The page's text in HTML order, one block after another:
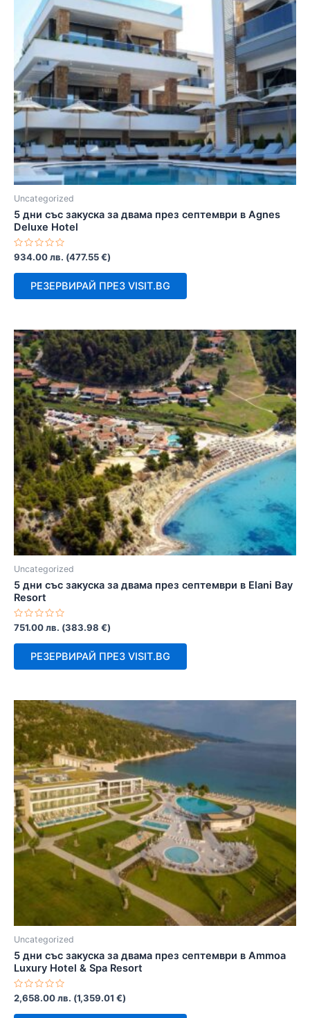
Uncategorized
5 дни със закуска за двама през септември в Agnes
Deluxe Hotel
Оценено
0
934.00лв. (477.55€)
РЕЗЕРВИРАЙ ПРЕЗ VISIT.BG
Uncategorized
5 дни със закуска за двама през септември в Elani Bay
Resort
Оценено
с
0
751.00лв. (383.98 €)
РЕЗЕРВИРАЙ ПРЕЗ VISIT.BG
Uncategorized
5 дни със закуска за двама през септември в Ammoa
Luxury Hotel & Spa Resort
Оценено
с
0
2,658.00лв. (1,359.01 €)